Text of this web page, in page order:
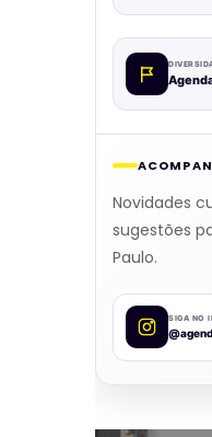
Novidades
sugestões
Paulo.
SIGA NO